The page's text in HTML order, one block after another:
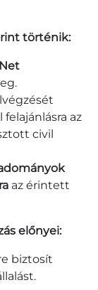
történik:
az
civil
az érintett
előnyei:
biztosít